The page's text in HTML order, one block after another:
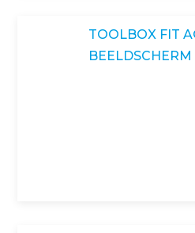
TOOLBOX FIT
BEELDSCHERM